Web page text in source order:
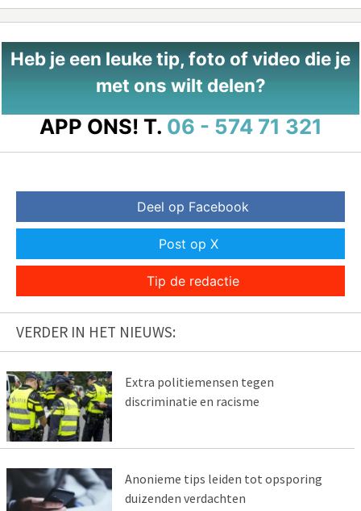
Heb je een leuke tip, foto of video die je
met ons wilt delen?
APP ONS! T. 06 - 574 71 321
Deel op Facebook
Post op X
Tip de redactie
VERDER IN HET NIEUWS:
Extra politiemensen tegen
discriminatie en racisme
Anonieme tips leiden tot opsporing
duizenden verdachten